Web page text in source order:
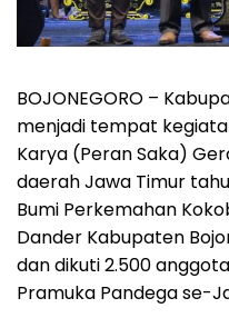
BOJONEGORO –
menjadi tempat
Karya (Peran Saka)
daerah Jawa Timur
Bumi Perkemahan
Dander Kabupaten
dan dikuti 2.500
Pramuka Pandega se-